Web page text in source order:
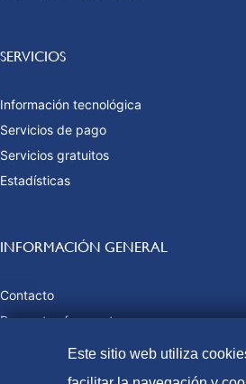
SERVICIOS
Información tecnológica
Servicios de pago
Servicios gratuitos
Estadísticas
INFORMACIÓN GENERAL
Contacto
Preguntas frecuentes
Tasas y precios públicos
Este sitio web utiliza